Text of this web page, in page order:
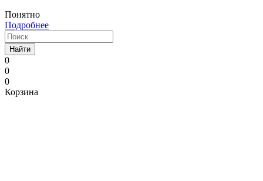
Понятно
Подробнее
Найти
0
0
0
Корзина